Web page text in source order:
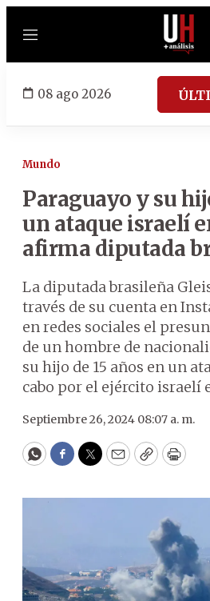
Menú
08 ago 2026
Mundo
Paraguayo y su
un ataque israelí
afirma diputada
La diputada brasileña
través de su cuenta en
en redes sociales el
de un hombre de
su hijo de 15 años en un
cabo por el ejército israelí
Septiembre 26, 2024 08:07 a. m.
WhatsApp
Facebook
Twitter
EmailCopyPrint